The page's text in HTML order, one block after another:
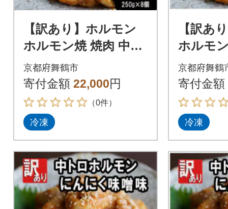
【訳あり】ホルモン
ホルモン焼 焼肉 中ト
ロホルモン シマ腸 2k
g(250g×8) にんにく味
噌味
京都府舞鶴市
寄付金額 22,000円
（0件）
冷凍
【訳あ
ホルモ
ロホル
噌味
京都府舞鶴
寄付金額
冷凍